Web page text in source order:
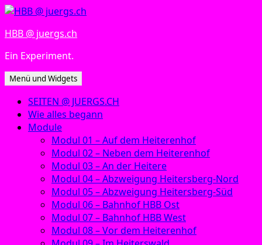
Zum
springen
HBB @ juergs.ch
Ein Experiment.
Menü und Widgets
SEITEN @ JUERGS.CH
Wie alles begann
Module
Modul 01 – Auf dem Heiterenhof
Modul 02 – Neben dem Heiterenhof
Modul 03 – An der Heitere
Modul 04 – Abzweigung Heitersberg-Nord
Modul 05 – Abzweigung Heitersberg-Süd
Modul 06 – Bahnhof HBB Ost
Modul 07 – Bahnhof HBB West
Modul 08 – Vor dem Heiterenhof